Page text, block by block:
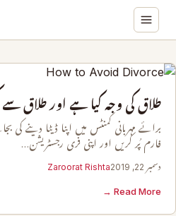
طلاق کی وجہ کیا ہے اور طلاق سے
برائے مہربانی کمنٹس میں اپنا ڈیٹا دینے
فارم پُر کریں اور اپنی فری رجسٹریشن…
دسمبر 22, 2019 Zaroorat Rishta
Read More →